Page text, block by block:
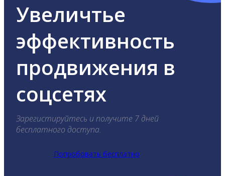
Увеличтье
эффективность
продвижения в
соцсетях
Зарегистируйтесь и получите 7 дней
бесплатного доступа.
Попробовать бесплатно